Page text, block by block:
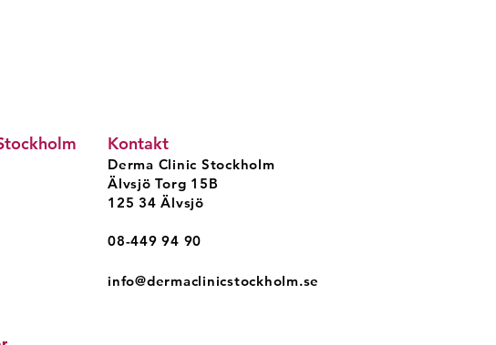
Kontakt
Derma Clinic Stockholm
Älvsjö Torg 15B
125 34 Älvsjö
08-449 94 90
info@dermaclinicstockholm.se